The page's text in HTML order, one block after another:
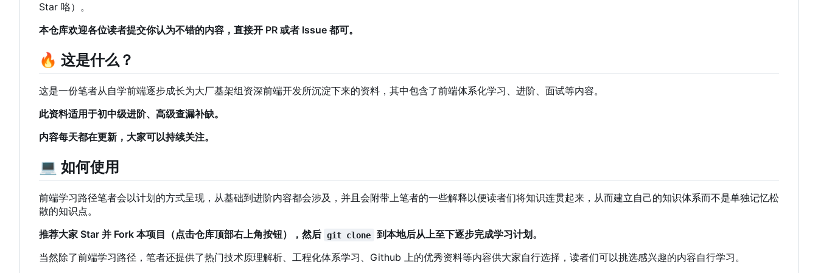
Star 咯）。
本仓库欢迎各位读者提交你认为不错的内容，直接开 PR 或者 Issue 都可。
🔥 这是什么？
这是一份笔者从自学前端逐步成长为大厂基架组资深前端开发所沉淀下来的资料，其中包含了前端体系化学习、进阶、面试等内容。
此资料适用于初中级进阶、高级查漏补缺。
内容每天都在更新，大家可以持续关注。
💻 如何使用
前端学习路径笔者会以计划的方式呈现，从基础到进阶内容都会涉及，并且会附带上笔者的一些解释以便读者们将知识连贯起来，从而建立自己的知识体系而不是单独记忆松
散的知识点。
推荐大家 Star 并 Fork 本项目（点击仓库顶部右上角按钮），然后 git clone
到本地后从上至下逐步完成学习计划。
当然除了前端学习路径 ， 笔者还提供了热门技术原理解析、工程化体系学习、Github 上的优秀资料等内容供大家自行选择，读者们可以挑选感兴趣的内容自行学习。